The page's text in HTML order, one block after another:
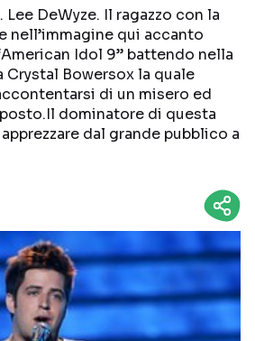
TALENT SHOW
sui social
DeWyze. Il ragazzo con la
nell’immagine qui accanto
Idol 9” battendo nella
Crystal Bowersox la quale
di un misero ed
dominatore di questa
dal grande pubblico a